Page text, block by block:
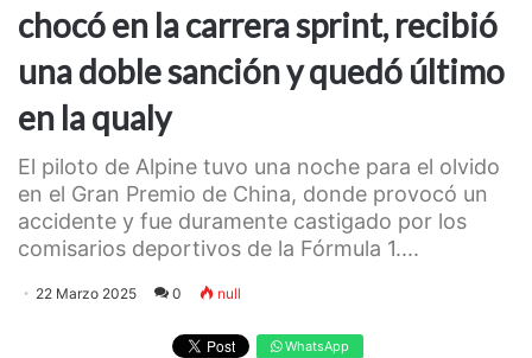
chocó en la carrera sprint, recibió
una doble sanción y quedó último
en la qualy
El piloto de Alpine tuvo una noche para el olvido
en el Gran Premio de China, donde provocó un
accidente y fue duramente castigado por los
comisarios deportivos de la Fórmula 1....
22 Marzo 2025 0 null
WhatsApp